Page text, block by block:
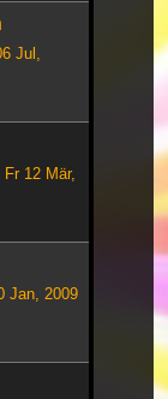
Jul,
Fr 12 Mär,
Jan, 2009